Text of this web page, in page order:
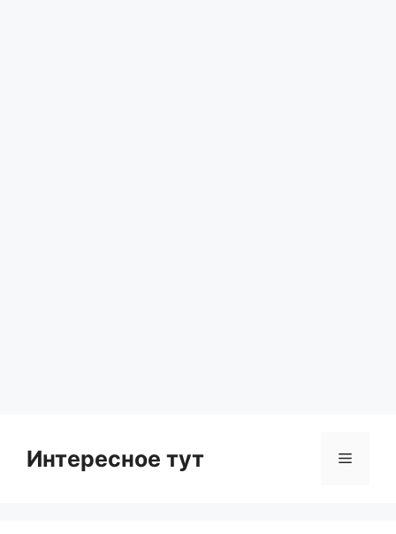
Интересное тут Menu